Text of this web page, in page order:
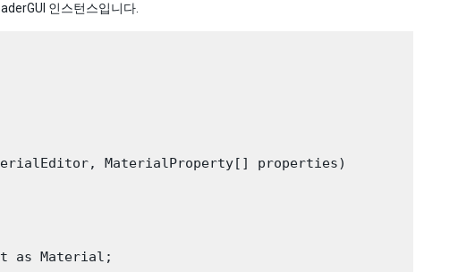
인스턴스입니다.
MaterialProperty[] properties)
as Material;